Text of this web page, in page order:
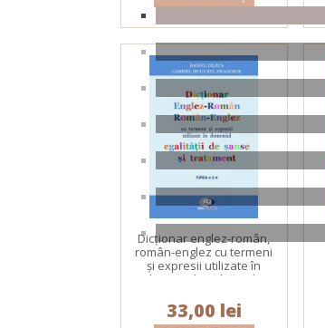
Dicţionar englez-român,
român-englez cu termeni
şi expresii utilizate în
domeniul egalității de
a III-a
33,00 lei